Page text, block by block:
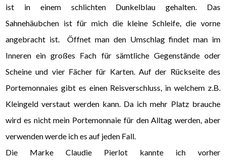
ist in einem schlichten Dunkelblau gehalten. Das
Sahnehäubchen ist für mich die kleine Schleife, die vorne
angebracht ist. Öffnet man den Umschlag findet man im
Inneren ein großes Fach für sämtliche Gegenstände oder
Scheine und vier Fächer für Karten. Auf der Rückseite des
Portemonnaies gibt es einen Reisverschluss, in welchem z.B.
Kleingeld verstaut werden kann. Da ich mehr Platz brauche
wird es nicht mein Portemonnaie für den Alltag werden, aber
verwenden werde ich es auf jeden Fall.
Die Marke Claudie Pierlot kannte ich vorher